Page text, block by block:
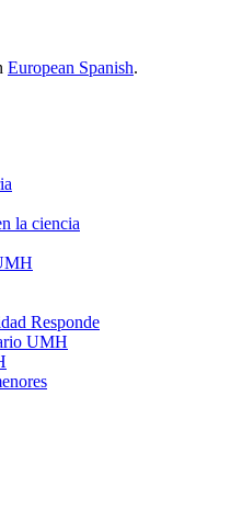
European Spanish.
la ciencia
Responde
UMH